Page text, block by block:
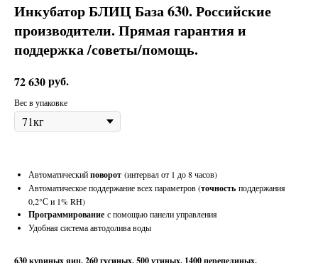
Инкубатор БЛИЦ База 630. Российские
производители. Прямая гарантия и
поддержка /советы/помощь.
72 630руб.
Вес в упаковке
Автоматическийповорот (интервал от 1 до 8 часов)
Автоматическое поддержание всех параметров (точность поддержания
0,2°С и 1% RH)
Программирование с помощью панели управления
Удобная система автодолива воды